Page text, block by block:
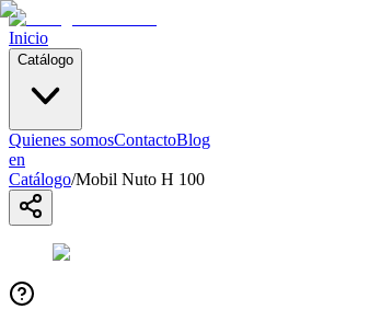
Inicio
Catálogo
Quienes somosContactoBlog
en
Catálogo/Mobil Nuto H 100